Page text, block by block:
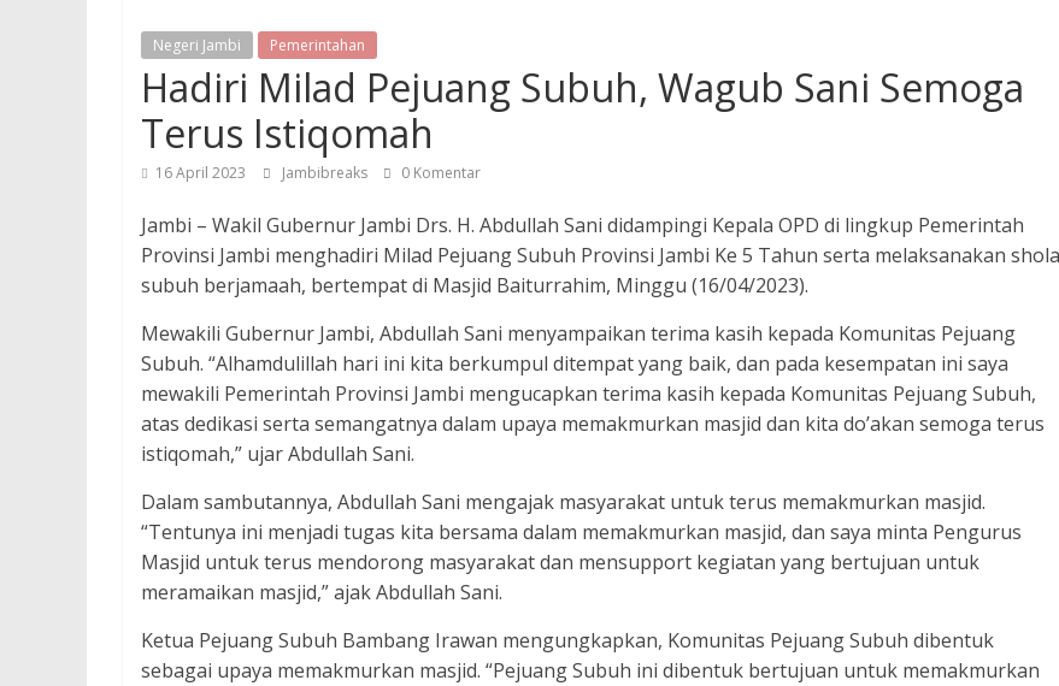
Negeri Jambi Pemerintahan
Hadiri Milad Pejuang Subuh, Wagub Sani Semoga
Terus Istiqomah
16 April 2023 Jambibreaks 0 Komentar
Jambi – Wakil Gubernur Jambi Drs. H. Abdullah Sani didampingi Kepala OPD di lingkup Pemerintah
Provinsi Jambi menghadiri Milad Pejuang Subuh Provinsi Jambi Ke 5 Tahun serta melaksanakan
subuh berjamaah, bertempat di Masjid Baiturrahim, Minggu (16/04/2023).
Mewakili Gubernur Jambi, Abdullah Sani menyampaikan terima kasih kepada Komunitas Pejuang
Subuh. “Alhamdulillah hari ini kita berkumpul ditempat yang baik, dan pada kesempatan ini saya
mewakili Pemerintah Provinsi Jambi mengucapkan terima kasih kepada Komunitas Pejuang Subuh,
atas dedikasi serta semangatnya dalam upaya memakmurkan masjid dan kita do’akan semoga terus
istiqomah,” ujar Abdullah Sani.
Dalam sambutannya, Abdullah Sani mengajak masyarakat untuk terus memakmurkan masjid.
“Tentunya ini menjadi tugas kita bersama dalam memakmurkan masjid, dan saya minta Pengurus
Masjid untuk terus mendorong masyarakat dan mensupport kegiatan yang bertujuan untuk
meramaikan masjid,” ajak Abdullah Sani.
Ketua Pejuang Subuh Bambang Irawan mengungkapkan, Komunitas Pejuang Subuh dibentuk
sebagai upaya memakmurkan masjid. “Pejuang Subuh ini dibentuk bertujuan untuk memakmurkan